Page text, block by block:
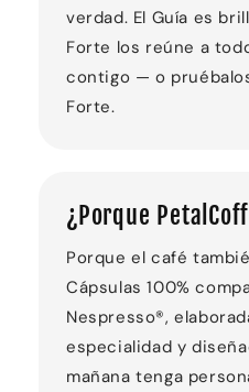
verdad. El Guía es
Forte los reúne a
contigo — o
Forte.
¿Porque
Porque el café
Cápsulas 100%
Nespresso®,
especialidad y
mañana tenga